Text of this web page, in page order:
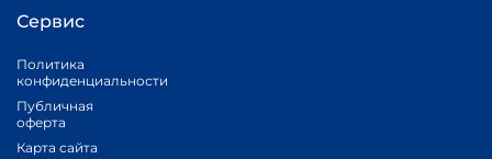
Сервис
Политика
конфиденциальности
Публичная
оферта
Карта сайта